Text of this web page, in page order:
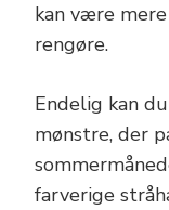
kan være
rengøre.
Endelig kan
mønstre, der
farverige